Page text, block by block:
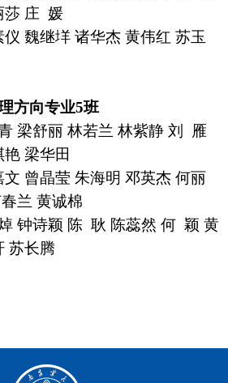
莎 庄 媛
仪 魏继垟 诸华杰 黄伟红 苏玉
方向专业5班
梁舒丽 林若兰 林紫静 刘 雁
梁华田
文 曾晶莹 朱海明 邓英杰 何丽
兰 黄诚棉
钟诗颖 陈 耿 陈蕊然 何 颖 黄
苏长腾